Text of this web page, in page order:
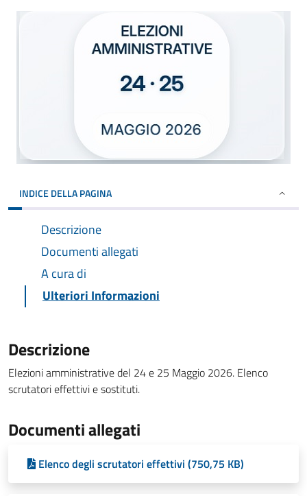
INDICE DELLA PAGINA
Descrizione
Documenti allegati
A cura di
Ulteriori Informazioni
Descrizione
Elezioni amministrative del 24 e 25 Maggio 2026. Elenco
scrutatori effettivi e sostituti.
Documenti allegati
Elenco degli scrutatori effettivi (750,75 KB)